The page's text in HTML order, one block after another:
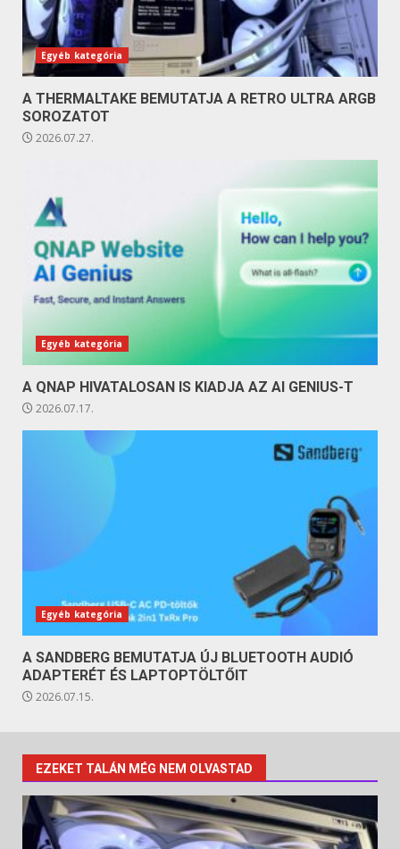
Egyéb kategória
A THERMALTAKE BEMUTATJA A RETRO ULTRA ARGB
SOROZATOT
2026.07.27.
Egyéb kategória
A QNAP HIVATALOSAN IS KIADJA AZ AI GENIUS-T
2026.07.17.
Egyéb kategória
A SANDBERG BEMUTATJA ÚJ BLUETOOTH AUDIÓ
ADAPTERÉT ÉS LAPTOPTÖLTŐIT
2026.07.15.
EZEKET TALÁN MÉG NEM OLVASTAD